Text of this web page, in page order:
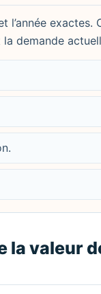
exactes.
la demande
la valeur